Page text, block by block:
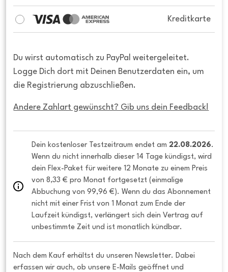
Kreditkarte
Du wirst automatisch zu PayPal weitergeleitet.
Logge Dich dort mit Deinen Benutzerdaten ein, um
die Registrierung abzuschließen.
Andere Zahlart gewünscht? Gib uns dein Feedback!
Dein kostenloser Testzeitraum endet am 22.08.2026.
Wenn du nicht innerhalb dieser 14 Tage kündigst, wird
dein Flex-Paket für weitere 12 Monate zu einem Preis
von 8,33 € pro Monat fortgesetzt (einmalige
Abbuchung von 99,96 €). Wenn du das Abonnement
nicht mit einer Frist von 1 Monat zum Ende der
Laufzeit kündigst, verlängert sich dein Vertrag auf
unbestimmte Zeit und ist monatlich kündbar.
Nach dem Kauf erhältst du unseren Newsletter. Dabei
erfassen wir auch, ob unsere E-Mails geöffnet und